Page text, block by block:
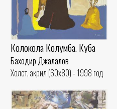
Колокола Колумба. Куба
Баходир Джалалов
Холст, акрил (60x80) - 1998 год